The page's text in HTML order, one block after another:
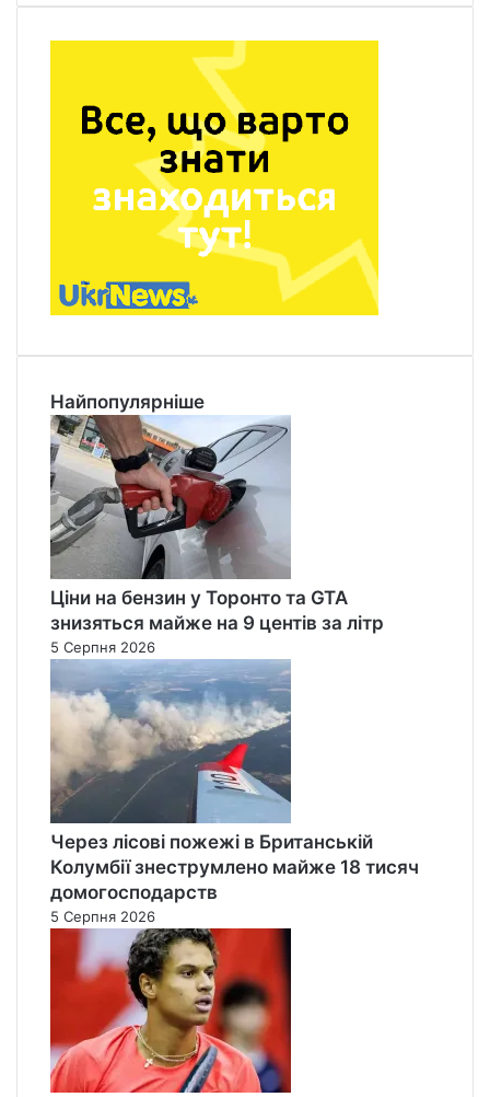
Найпопулярніше
Ціни на бензин у Торонто та GTA
знизяться майже на 9 центів за літр
5 Серпня 2026
Через лісові пожежі в Британській
Колумбії знеструмлено майже 18 тисяч
домогосподарств
5 Серпня 2026